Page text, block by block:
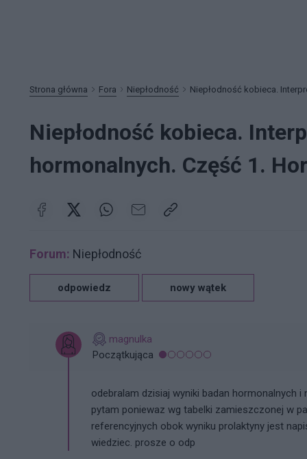
Strona główna Fora Niepłodność Niepłodność kobieca.
Niepłodność kobieca.
hormonalnych. Część 1.
Forum: Niepłodność
odpowiedz nowy wątek
magnulka
Początkująca
odebralam dzisiaj wyniki badan hormonalnych
pytam poniewaz wg tabelki zamieszczonej w
referencyjnych obok wyniku prolaktyny jest
wiedziec. prosze o odp